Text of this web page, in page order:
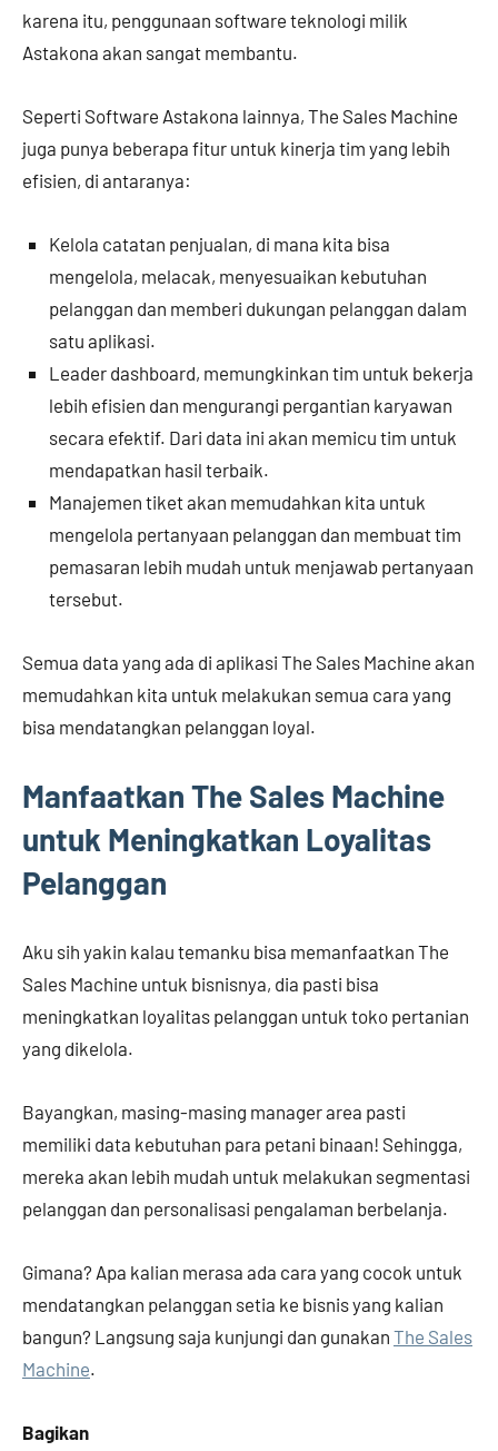
karena itu, penggunaan software teknologi milik
Astakona akan sangat membantu.
Seperti Software Astakona lainnya, The Sales Machine
juga punya beberapa fitur untuk kinerja tim yang lebih
efisien, di antaranya:
Kelola catatan penjualan, di mana kita bisa
mengelola, melacak, menyesuaikan kebutuhan
pelanggan dan memberi dukungan pelanggan dalam
satu aplikasi.
Leader dashboard, memungkinkan tim untuk bekerja
lebih efisien dan mengurangi pergantian karyawan
secara efektif. Dari data ini akan memicu tim untuk
mendapatkan hasil terbaik.
Manajemen tiket akan memudahkan kita untuk
mengelola pertanyaan pelanggan dan membuat tim
pemasaran lebih mudah untuk menjawab pertanyaan
tersebut.
Semua data yang ada di aplikasi The Sales Machine akan
memudahkan kita untuk melakukan semua cara yang
bisa mendatangkan pelanggan loyal.
Manfaatkan The Sales Machine
untuk Meningkatkan Loyalitas
Pelanggan
Aku sih yakin kalau temanku bisa memanfaatkan The
Sales Machine untuk bisnisnya, dia pasti bisa
meningkatkan loyalitas pelanggan untuk toko pertanian
yang dikelola.
Bayangkan, masing-masing manager area pasti
memiliki data kebutuhan para petani binaan! Sehingga,
mereka akan lebih mudah untuk melakukan segmentasi
pelanggan dan personalisasi pengalaman berbelanja.
Gimana? Apa kalian merasa ada cara yang cocok untuk
mendatangkan pelanggan setia ke bisnis yang kalian
bangun? Langsung saja kunjungi dan gunakan The Sales
Machine.
Bagikan